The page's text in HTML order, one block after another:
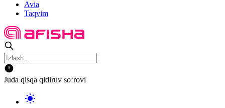
Avia
Taqvim
Juda qisqa qidiruv so‘rovi